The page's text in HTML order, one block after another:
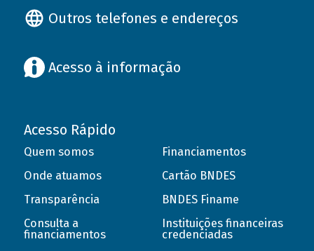
Outros telefones e endereços
Acesso à informação
Acesso Rápido
Quem somos
Onde atuamos
Transparência
Consulta a
financiamentos
Financiamentos
Cartão BNDES
BNDES Finame
Instituições financeiras
credenciadas